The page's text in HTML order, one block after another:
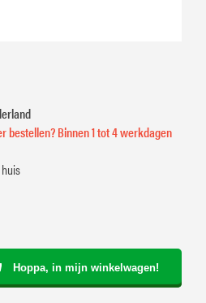
bestellen? Binnen 1 tot 4 werkdagen
Hoppa, in mijn winkelwagen!